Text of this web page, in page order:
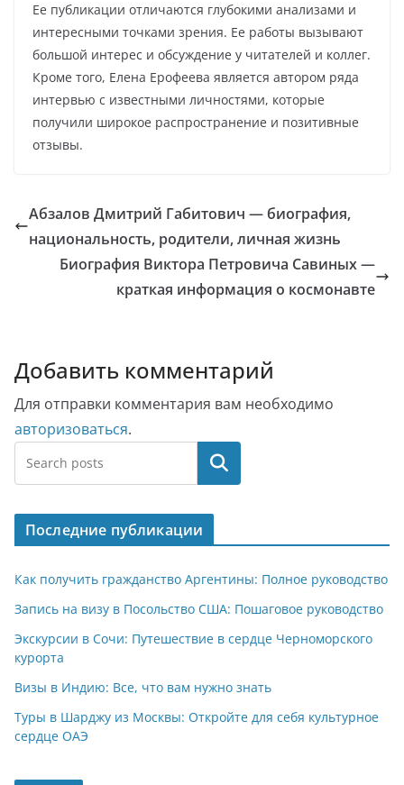
Ее публикации отличаются глубокими анализами и
интересными точками зрения. Ее работы вызывают
большой интерес и обсуждение у читателей и коллег.
Кроме того, Елена Ерофеева является автором ряда
интервью с известными личностями, которые
получили широкое распространение и позитивные
отзывы.
Абзалов Дмитрий Габитович — биография,
национальность, родители, личная жизнь
Биография Виктора Петровича Савиных —
краткая информация о космонавте
Добавить комментарий
Для отправки комментария вам необходимо
авторизоваться.
Поиск
Последние публикации
Как получить гражданство Аргентины: Полное руководство
Запись на визу в Посольство США: Пошаговое руководство
Экскурсии в Сочи: Путешествие в сердце Черноморского
курорта
Визы в Индию: Все, что вам нужно знать
Туры в Шарджу из Москвы: Откройте для себя культурное
сердце ОАЭ